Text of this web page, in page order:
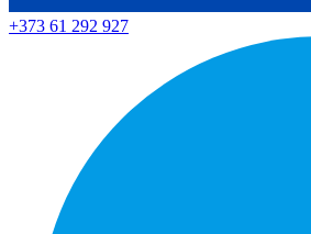
+373 61 292 927